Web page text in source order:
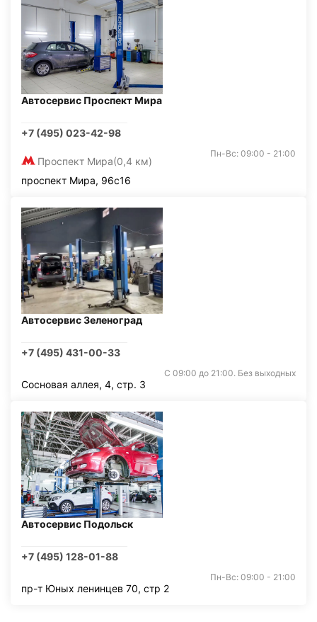
Автосервис Проспект Мира
+7 (495) 023-42-98
Проспект Мира(0,4 км)
Пн-Вс: 09:00 - 21:00
проспект Мира, 96с16
Автосервис Зеленоград
+7 (495) 431-00-33
С 09:00 до 21:00. Без выходных
Сосновая аллея, 4, стр. 3
Автосервис Подольск
+7 (495) 128-01-88
Пн-Вс: 09:00 - 21:00
пр-т Юных ленинцев 70, стр 2